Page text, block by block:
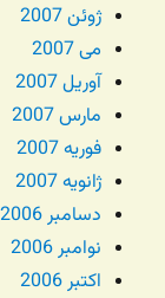
ژوئن 2007
می 2007
آوریل 2007
مارس 2007
فوریه 2007
ژانویه 2007
دسامبر 2006
نوامبر 2006
اکتبر 2006